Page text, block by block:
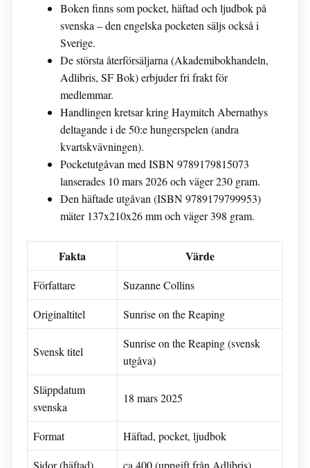
Boken finns som pocket, häftad och ljudbok på
svenska – den engelska pocketen säljs också i
Sverige.
De största återförsäljarna (Akademibokhandeln,
Adlibris, SF Bok) erbjuder fri frakt för
medlemmar.
Handlingen kretsar kring Haymitch Abernathys
deltagande i de 50:e hungerspelen (andra
kvartskvävningen).
Pocketutgåvan med ISBN 9789179815073
lanserades 10 mars 2026 och väger 230 gram.
Den häftade utgåvan (ISBN 9789179799953)
mäter 137x210x26 mm och väger 398 gram.
Fakta Värde
Författare
Suzanne Collins
Originaltitel
Sunrise on the Reaping
Svensk titel
Sunrise on the Reaping (svensk
utgåva)
Släppdatum
svenska
18 mars 2025
Format
Häftad, pocket, ljudbok
Sidor (häftad)
ca 400 (uppgift från Adlibris)